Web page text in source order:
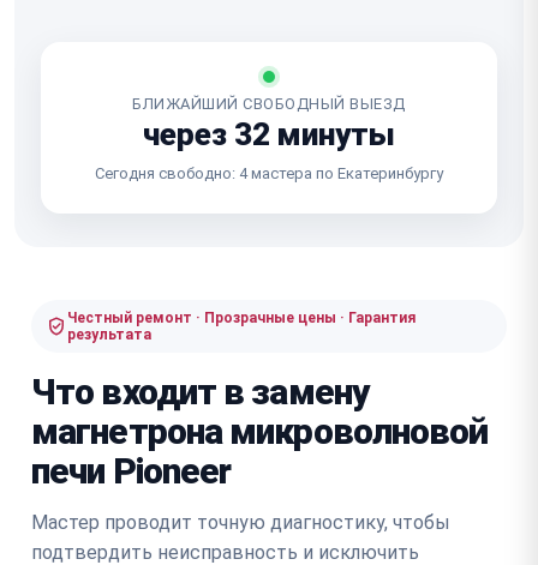
БЛИЖАЙШИЙ СВОБОДНЫЙ ВЫЕЗД
через 32 минуты
Сегодня свободно: 4 мастера по Екатеринбургу
Честный ремонт · Прозрачные цены · Гарантия
результата
Что входит в замену
магнетрона микроволновой
печи Pioneer
Мастер проводит точную диагностику, чтобы
подтвердить неисправность и исключить